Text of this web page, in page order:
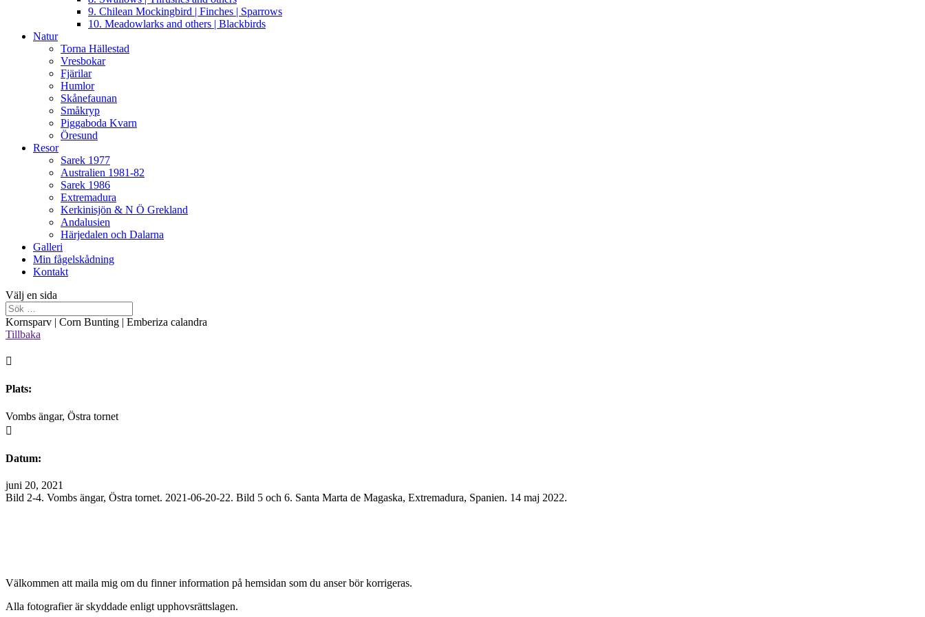
9. Chilean Mockingbird | Finches | Sparrows
10. Meadowlarks and others | Blackbirds
Natur
Torna Hällestad
Vresbokar
Fjärilar
Humlor
Skånefaunan
Småkryp
Piggaboda Kvarn
Öresund
Resor
Sarek 1977
Australien 1981-82
Sarek 1986
Extremadura
Kerkinisjön & N Ö Grekland
Andalusien
Härjedalen och Dalarna
Galleri
Min fågelskådning
Kontakt
Välj en sida
Kornsparv | Corn Bunting | Emberiza calandra
Tillbaka

Plats:
Vombs ängar, Östra tornet

Datum:
juni 20, 2021
Bild 2-4. Vombs ängar, Östra tornet. 2021-06-20-22. Bild 5 och 6. Santa Marta de Magaska, Extremadura, Spanien. 14 maj 2022.
Välkommen att maila mig om du finner information på hemsidan som du anser bör korrigeras.
Alla fotografier är skyddade enligt upphovsrättslagen.